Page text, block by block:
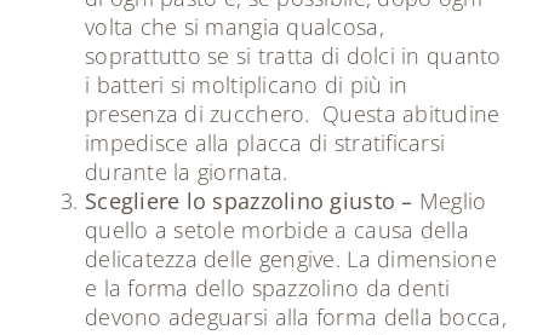
volta che si mangia qualcosa,
soprattutto se si tratta di dolci in quanto
i batteri si moltiplicano di più in
presenza di zucchero. Questa abitudine
impedisce alla placca di stratificarsi
durante la giornata.
Scegliere lo spazzolino giusto – Meglio
quello a setole morbide a causa della
delicatezza delle gengive. La dimensione
e la forma dello spazzolino da denti
devono adeguarsi alla forma della bocca,